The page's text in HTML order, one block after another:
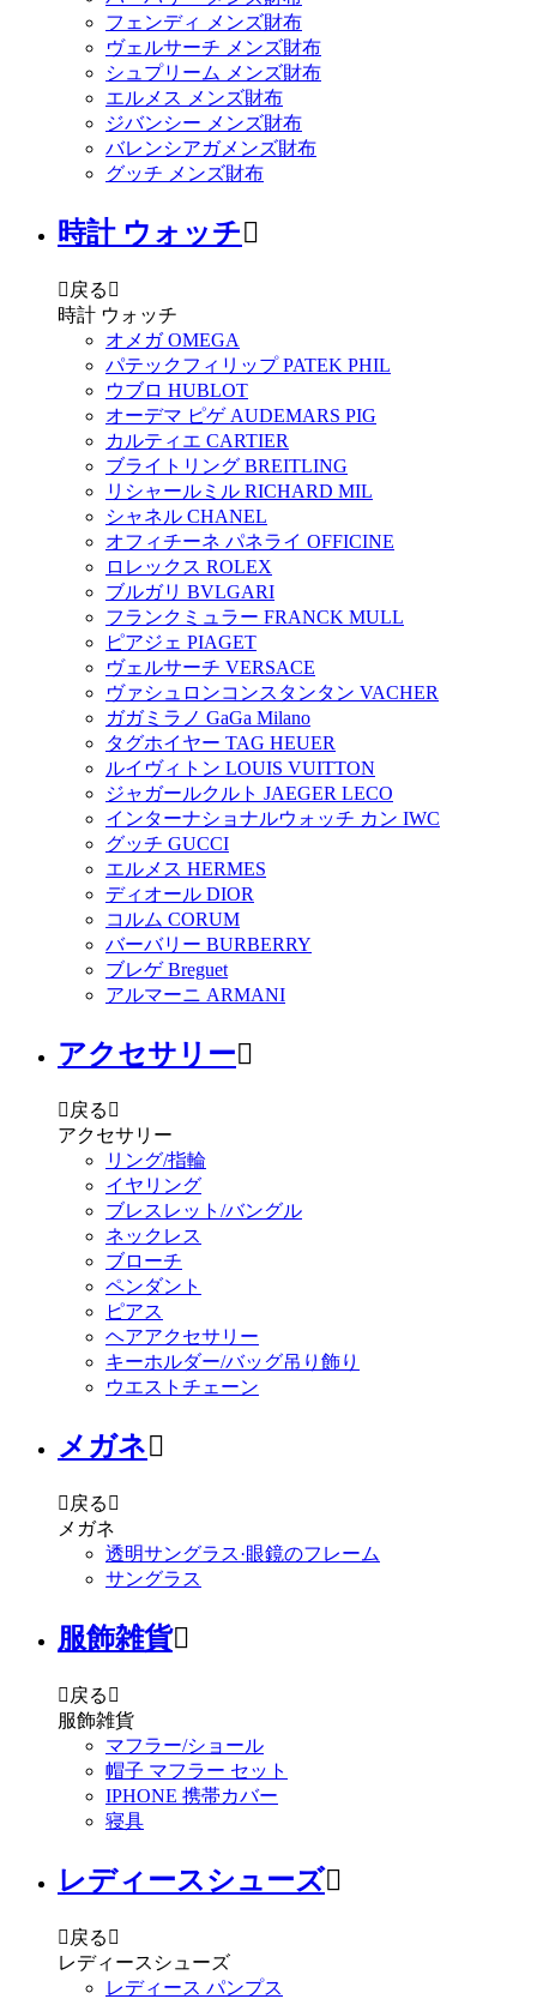
フェンディ メンズ財布
ヴェルサーチ メンズ財布
シュプリーム メンズ財布
エルメス メンズ財布
ジバンシー メンズ財布
バレンシアガメンズ財布
グッチ メンズ財布
時計 ウォッチ
 戻る 
時計 ウォッチ
オメガ OMEGA
パテックフィリップ PATEK PHIL
ウブロ HUBLOT
オーデマ ピゲ AUDEMARS PIG
カルティエ CARTIER
ブライトリング BREITLING
リシャールミル RICHARD MIL
シャネル CHANEL
オフィチーネ パネライ OFFICINE
ロレックス ROLEX
ブルガリ BVLGARI
フランクミュラー FRANCK MULL
ピアジェ PIAGET
ヴェルサーチ VERSACE
ヴァシュロンコンスタンタン VACHER
ガガミラノ GaGa Milano
タグホイヤー TAG HEUER
ルイヴィトン LOUIS VUITTON
ジャガールクルト JAEGER LECO
インターナショナルウォッチ カン IWC
グッチ GUCCI
エルメス HERMES
ディオール DIOR
コルム CORUM
バーバリー BURBERRY
ブレゲ Breguet
アルマーニ ARMANI
アクセサリー
戻る 
アクセサリー
リング/指輪
イヤリング
ブレスレット/バングル
ネックレス
ブローチ
ペンダント
ピアス
ヘアアクセサリー
キーホルダー/バッグ吊り飾り
ウエストチェーン
メガネ
 戻る 
メガネ
透明サングラス·眼鏡のフレーム
サングラス
服飾雑貨
 戻る 
服飾雑貨
マフラー/ショール
帽子 マフラー セット
IPHONE 携帯カバー
寝具
レディースシューズ
 戻る 
レディースシューズ
レディース パンプス